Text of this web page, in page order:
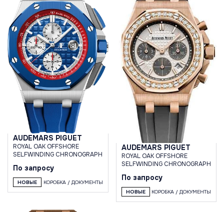
AUDEMARS PIGUET
ROYAL OAK OFFSHORE
SELFWINDING CHRONOGRAPH
По запросу
НОВЫЕ КОРОБКА / ДОКУМЕНТЫ
AUDEMARS PIGUET
ROYAL OAK OFFSHORE
SELFWINDING CHRONOGRAPH
По запросу
НОВЫЕ КОРОБКА / ДОКУМЕНТЫ